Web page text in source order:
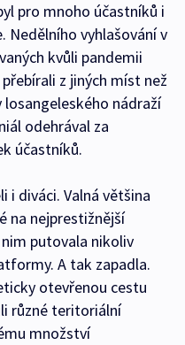
pro mnoho účastníků i
Nedělního vyhlašování v
kvůli pandemii
z jiných míst než
nádraží
odehrával za
účastníků.
i diváci. Valná většina
na nejprestižnější
putovala nikoliv
A tak zapadla.
otevřenou cestu
různé teritoriální
množství